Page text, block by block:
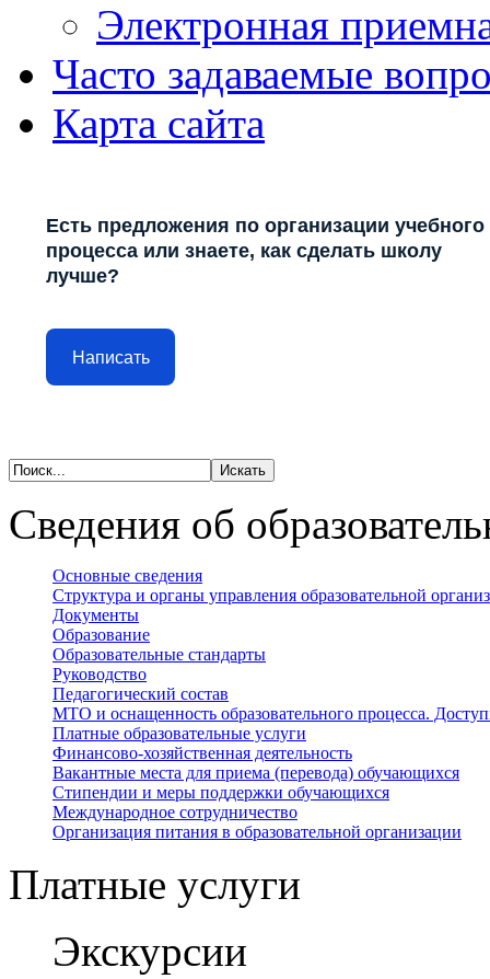
Электронная
Часто задаваемые
Карта сайта
Есть предложения по организации учебного
процесса или знаете, как сделать школу
лучше?
Написать
Сведения об
Основные сведения
Структура и органы управления образовательной
Документы
Образование
Образовательные стандарты
Руководство
Педагогический состав
МТО и оснащенность образовательного процесса.
Платные образовательные услуги
Финансово-хозяйственная деятельность
Вакантные места для приема (перевода) обучающихся
Стипендии и меры поддержки обучающихся
Международное сотрудничество
Организация питания в образовательной организации
Платные услуги
Экскурсии